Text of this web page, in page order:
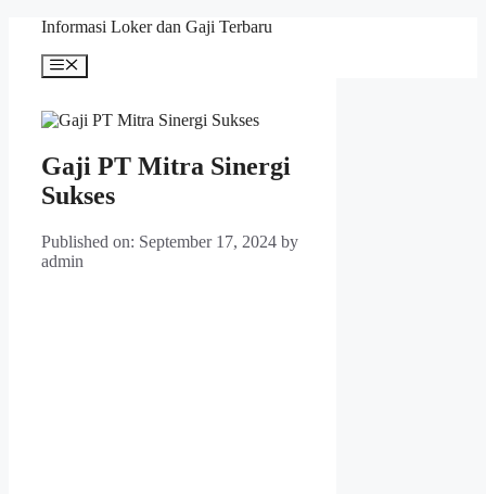
content
Informasi Loker dan Gaji Terbaru
Menu
Gaji PT Mitra Sinergi
Sukses
Published on: September 17, 2024 by
admin